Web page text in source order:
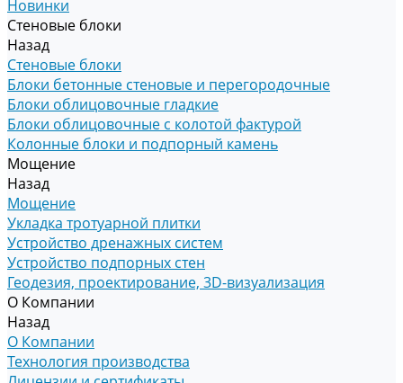
Новинки
Стеновые блоки
Назад
Стеновые блоки
Блоки бетонные стеновые и перегородочные
Блоки облицовочные гладкие
Блоки облицовочные с колотой фактурой
Колонные блоки и подпорный камень
Мощение
Назад
Мощение
Укладка тротуарной плитки
Устройство дренажных систем
Устройство подпорных стен
Геодезия, проектирование, 3D-визуализация
О Компании
Назад
О Компании
Технология производства